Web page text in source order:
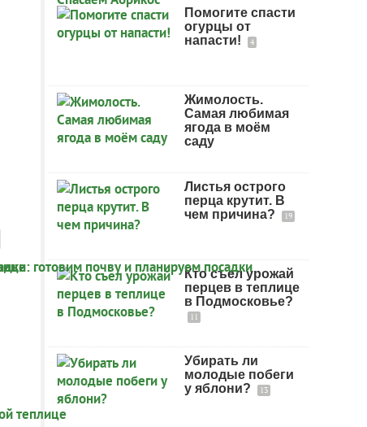
Помогите спасти
огурцы от
напасти!
4
Жимолость.
Самая любимая
ягода в моём
саду
Листья острого
перца крутит. В
чем причина?
19
Кто съел урожай
перцев в теплице
в Подмосковье?
11
Убирать ли
молодые побеги
у яблони?
13